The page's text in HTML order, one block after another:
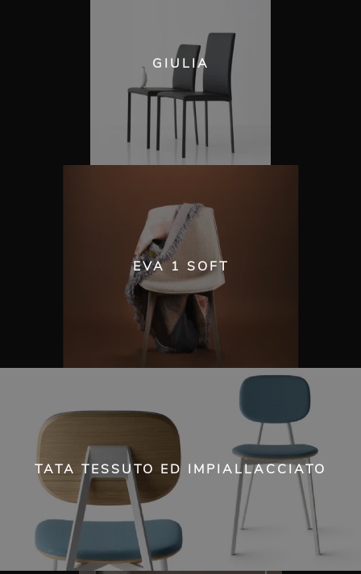
GIULIA
EVA 1 SOFT
TATA TESSUTO ED IMPIALLACCIATO